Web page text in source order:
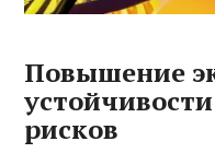
Повышение
рисков